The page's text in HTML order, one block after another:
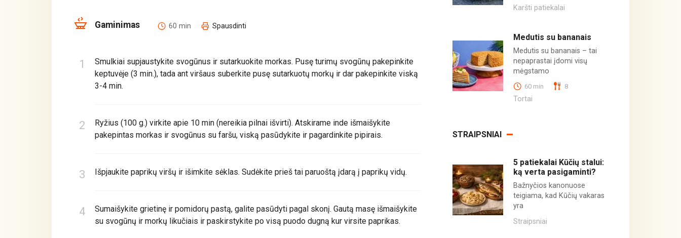
Gaminimas 60 min Spausdinti
Smulkiai supjaustykite svogūnus ir sutarkuokite morkas. Pusę turimų svogūnų pakepinkite
keptuvėje (3 min.), tada ant viršaus suberkite pusę sutarkuotų morkų ir dar pakepinkite viską
3-4 min.
Ryžius (100 g.) virkite apie 10 min (nereikia pilnai išvirti). Atskirame inde išmaišykite
pakepintas morkas ir svogūnus su faršu, viską pasūdykite ir pagardinkite pipirais.
Išpjaukite paprikų viršų ir išimkite sėklas. Sudėkite prieš tai paruoštą įdarą į paprikų vidų.
Sumaišykite grietinę ir pomidorų pastą, galite pasūdyti pagal skonį. Gautą masę išmaišykite
su svogūnų ir morkų likučiais ir paskirstykite po visą puodo dugną kur virsite paprikas.
Karšti patiekalai
Medutis su bananais
Medutis su bananais – tai
nepaprastai įdomi visų
mėgstamo
60 min 8
Tortai
STRAIPSNIAI
5 patiekalai Kūčių stalui:
ką verta pasigaminti?
Bažnyčios kanonuose
teigiama, kad Kūčių vakaras
yra
Straipsniai